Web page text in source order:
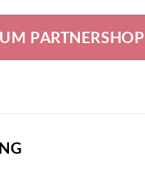
€
ist:
4,79 €.
PARTNERSHOP